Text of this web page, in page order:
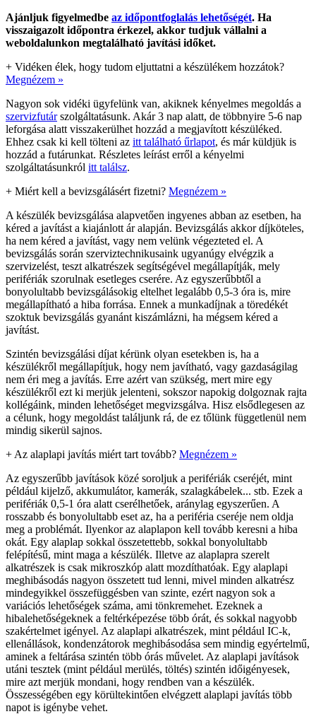
Ajánljuk figyelmedbe az időpontfoglalás lehetőségét. Ha
visszaigazolt időpontra érkezel, akkor tudjuk vállalni a
weboldalunkon megtalálható javítási időket.
+ Vidéken élek, hogy tudom eljuttatni a készülékem hozzátok?
Megnézem »
Nagyon sok vidéki ügyfelünk van, akiknek kényelmes megoldás a
szervizfutárszolgáltatásunk. Akár 3 nap alatt, de többnyire 5-6 nap
leforgása alatt visszakerülhet hozzád a megjavított készüléked.
Ehhez csak ki kell tölteni az itt található űrlapot, és már küldjük is
hozzád a futárunkat. Részletes leírást erről a kényelmi
szolgáltatásunkról itt találsz.
+ Miért kell a bevizsgálásért fizetni? Megnézem »
A készülék bevizsgálása alapvetően ingyenes abban az esetben, ha
kéred a javítást a kiajánlott ár alapján. Bevizsgálás akkor díjköteles,
ha nem kéred a javítást, vagy nem velünk végezteted el. A
bevizsgálás során szerviztechnikusaink ugyanúgy elvégzik a
szervizelést, teszt alkatrészek segítségével megállapítják, mely
perifériák szorulnak esetleges cserére. Az egyszerűbbtől a
bonyolultabb bevizsgálásokig eltelhet legalább 0,5-3 óra is, mire
megállapítható a hiba forrása. Ennek a munkadíjnak a töredékét
szoktuk bevizsgálás gyanánt kiszámlázni, ha mégsem kéred a
javítást.
Szintén bevizsgálási díjat kérünk olyan esetekben is, ha a
készülékről megállapítjuk, hogy nem javítható, vagy gazdaságilag
nem éri meg a javítás. Erre azért van szükség, mert mire egy
készülékről ezt ki merjük jelenteni, sokszor napokig dolgoznak rajta
kollégáink, minden lehetőséget megvizsgálva. Hisz elsődlegesen az
a célunk, hogy megoldást találjunk rá, de ez tőlünk függetlenül nem
mindig sikerül sajnos.
+ Az alaplapi javítás miért tart tovább? Megnézem »
Az egyszerűbb javítások közé soroljuk a perifériák cseréjét, mint
például kijelző, akkumulátor, kamerák, szalagkábelek... stb. Ezek a
perifériák 0,5-1 óra alatt cserélhetőek, aránylag egyszerűen. A
rosszabb és bonyolultabb eset az, ha a periféria cseréje nem oldja
meg a problémát. Ilyenkor az alaplapon kell tovább keresni a hiba
okát. Egy alaplap sokkal összetettebb, sokkal bonyolultabb
felépítésű, mint maga a készülék. Illetve az alaplapra szerelt
alkatrészek is csak mikroszkóp alatt mozdíthatóak. Egy alaplapi
meghibásodás nagyon összetett tud lenni, mivel minden alkatrész
mindegyikkel összefüggésben van szinte, ezért nagyon sok a
variációs lehetőségek száma, ami tönkremehet. Ezeknek a
hibalehetőségeknek a feltérképezése több órát, és sokkal nagyobb
szakértelmet igényel. Az alaplapi alkatrészek, mint például IC-k,
ellenállások, kondenzátorok meghibásodása sem mindig egyértelmű,
aminek a feltárása szintén több órás művelet. Az alaplapi javítások
utáni tesztek (mint például merülés, töltés) szintén időigényesek,
mire azt merjük mondani, hogy rendben van a készülék.
Összességében egy körültekintően elvégzett alaplapi javítás több
napot is igénybe vehet.